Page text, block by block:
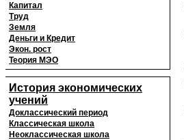
Капитал
Труд
Земля
Деньги и Кредит
Экон. рост
Теория МЭО
История экономических
учений
Доклассический период
Классическая школа
Неоклассическая школа